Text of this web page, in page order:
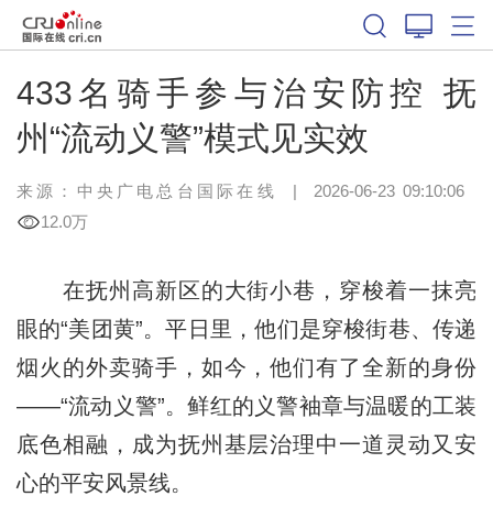
433名骑手参与治安防控 抚
州“流动义警”模式见实效
来源：中央广电总台国际在线 | 2026-06-23 09:10:06
12.0万
在抚州高新区的大街小巷，穿梭着一抹亮
眼的“美团黄”。平日里，他们是穿梭街巷、传递
烟火的外卖骑手，如今，他们有了全新的身份
——“流动义警”。鲜红的义警袖章与温暖的工装
底色相融，成为抚州基层治理中一道灵动又安
心的平安风景线。